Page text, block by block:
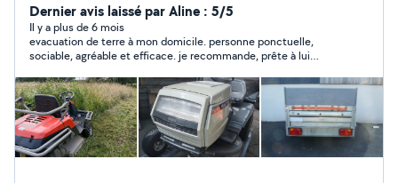
service, je dispose d une remorque de 500KG,grande
caisse, basculante, rehausses, équiper d un porte moto
, tronçonneuse a bois, tondeuse thermique et
électrique, coffre de toit, ,karcher ,tracteur tondeuse,
motobineuse thermique, bétonnière électrique, broyeur
a végétaux électrique, , rouleau et semoir a gazon, ,
perceuse bochs a batterie ,tronçonneuse a bois
électrique, ,ponceuse,rabotteuse, scie circulaire, poste
a souder, je peut tondre votre pelouse avec mon
Dernier avis laissé par Aline : 5/5
Il y a plus de 6 mois
evacuation de terre à mon domicile. personne ponctuelle,
sociable, agréable et efficace. je recommande, prête à lui